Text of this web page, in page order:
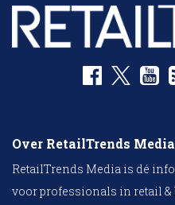
Over RetailTrends Media
RetailTrends Media is dé
voor professionals in retail &